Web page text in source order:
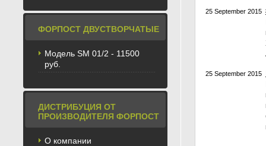
ФОРПОСТ ДВУСТВОРЧАТЫЕ
Модель SM 01/2 - 11500
руб.
ДИСТРИБУЦИЯ ОТ
ПРОИЗВОДИТЕЛЯ ФОРПОСТ
О компании
25 September 2015
25 September 2015